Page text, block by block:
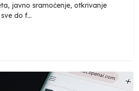
javno sramoćenje, otkrivanje
do f...